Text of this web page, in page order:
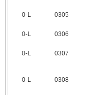
0‑L 0305
0‑L 0306
0‑L 0307
0‑L 0308